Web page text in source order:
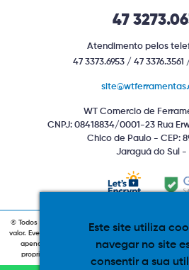
47
Atendimento pelos
47 3373.6953 / 47 3376.3561
WT Comercio de
CNPJ: 08418834/0001-23 Rua
Chico de Paulo - CEP:
Jaraguá do Sul -
© Todos os direitos reservados. Produtos com
valor. Eventuais promoções, descontos e prazos de
apenas para compras via internet. As fotos,
propriedade da Loja. É proibida a utilização total
Este site utiliza
navegar no site
consentir a sua